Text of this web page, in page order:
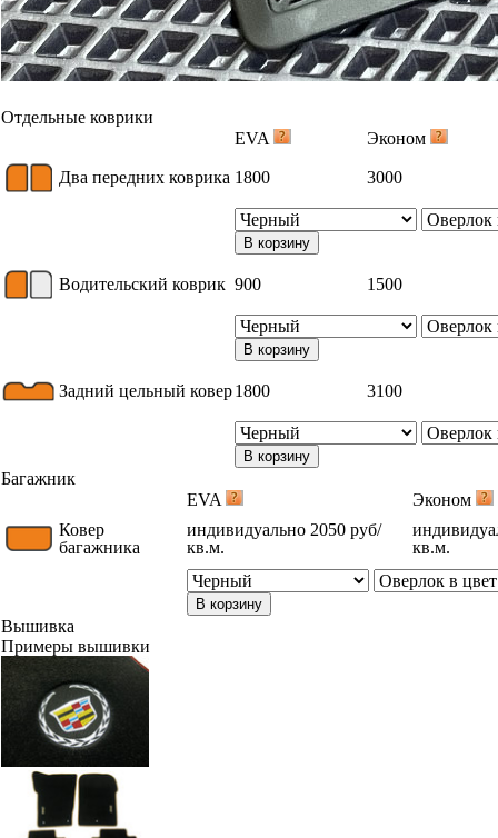
Отдельные коврики
EVA
Эконом
Два передних коврика 1800 3000
В корзину
Водительский коврик 900 1500
В корзину
Задний цельный ковер1800 3100
В корзину
Багажник
EVA
Эконом
Ковер
багажника
индивидуально 2050 руб/
кв.м.
кв.м.
В корзину
Вышивка
Примеры вышивки